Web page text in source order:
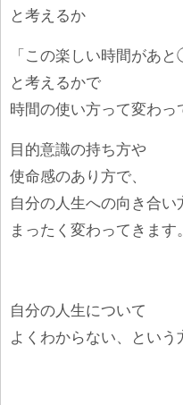
と考えるか
「この楽しい時間があ
と考えるかで
時間の使い方って変わっ
目的意識の持ち方や
使命感のあり方で、
自分の人生への向き合い
まったく変わってきます。
自分の人生について
よくわからない、という